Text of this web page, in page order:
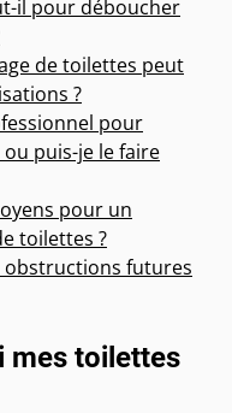
il pour déboucher
de toilettes peut
?
pour
puis-je le faire
pour un
toilettes ?
obstructions futures
mes toilettes